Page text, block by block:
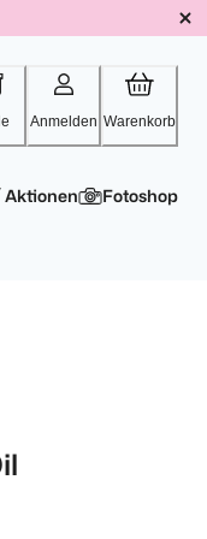
Anmelden Warenkorb
Aktionen Fotoshop